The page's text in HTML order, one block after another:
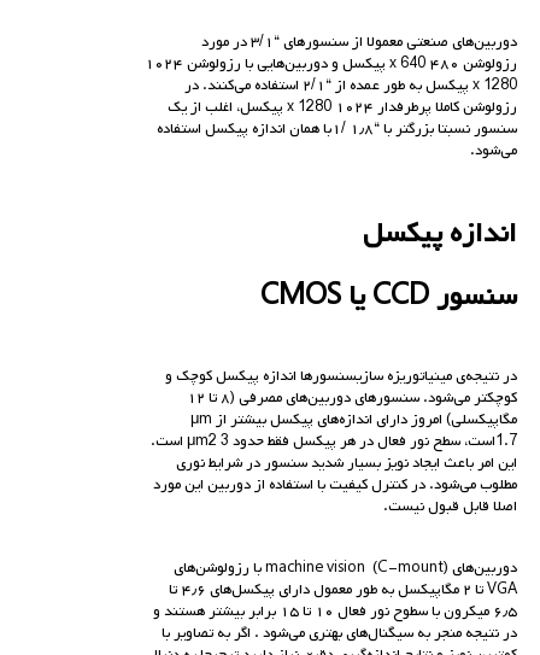
دوربین‌های صنعتی معمولا از سنسورهای “۳/۱ در مورد
رزولوشن ۴۸۰ x 640 پیکسل و دوربین‌هایی با رزولوشن ۱۰۲۴
x 1280 پیکسل به طور عمده از “۲/۱ استفاده می‌کنند. در
رزولوشن کاملا پرطرفدار ۱۰۲۴ x 1280 پیکسل، اغلب از یک
سنسور نسبتا بزرگتر با “۱٫۸ /۱با همان اندازه پیکسل استفاده
می‌شود.
اندازه پیکسل
سنسورCCD یاCMOS
در نتیجه‌ی مینیاتوریزه سازیسنسورها اندازه پیکسل کوچک و
کوچکتر می‌شود. سنسورهای دوربین‌های مصرفی (۸ تا ۱۲
مگاپیکسلی) امروز دارای اندازه‌های پیکسل بیشتر از μm
1.7است، سطح نور فعال در هر پیکسل فقط حدود μm2 3 است.
این امر باعث ایجاد نویز بسیار شدید سنسور در شرایط نوری
مطلوب می‌شود. در کنترل کیفیت با استفاده از دوربین این مورد
اصلا قابل قبول نیست.
دوربین‌های (C-mount) machine vision با رزولوشن‌های
VGA تا ۲ مگاپیکسل به طور معمول دارای پیکسل‌های ۴٫۶ تا
۶٫۵ میکرون با سطوح نور فعال ۱۰ تا ۱۵ برابر بیشتر هستند و
در نتیجه منجر به سیگنال‌های بهتری می‌شود . اگر به تصاویر با